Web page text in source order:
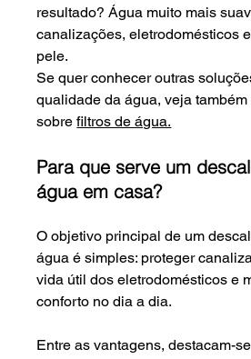
resultado? Água muito mais
canalizações, eletrodomésticos
pele.
Se quer conhecer outras
qualidade da água, veja
sobre filtros de água.
Para que serve um
água em casa?
O objetivo principal de um
água é simples: proteger
vida útil dos eletrodomésticos e
conforto no dia a dia.
Entre as vantagens, destacam-